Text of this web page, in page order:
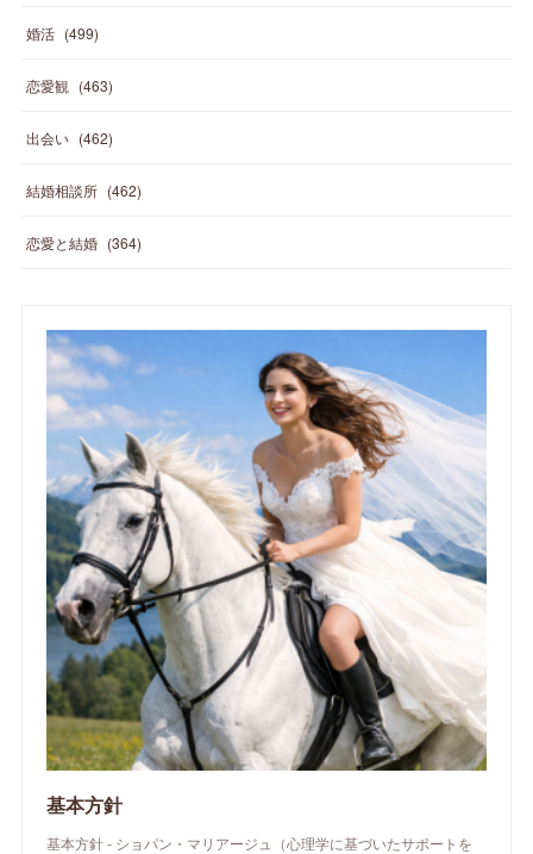
婚活 (499)
恋愛観 (463)
出会い (462)
結婚相談所 (462)
恋愛と結婚 (364)
基本方針
基本方針 - ショパン・マリアージュ（心理学に基づいたサポートを